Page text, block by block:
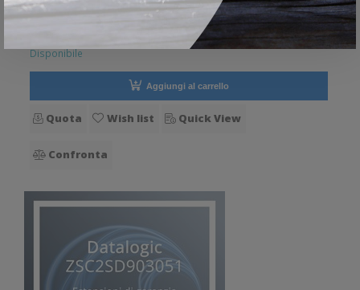
DS2208 Durata contratto: 3 anni
33,35 €
Imponibile: 27,34€ Iva:
Disponibile
Aggiungi al carrello
Quota Wish list Quick View
Confronta